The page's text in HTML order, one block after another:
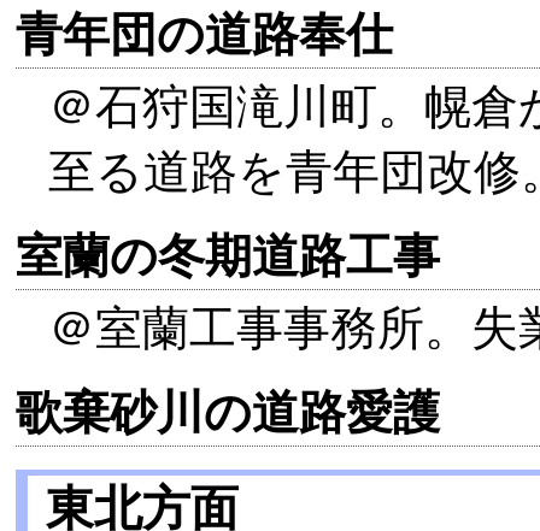
青年団の道路奉仕
＠石狩国滝川町。幌
至る道路を青年団改修
室蘭の冬期道路工事
＠室蘭工事事務所。
歌棄砂川の道路愛護
東北方面